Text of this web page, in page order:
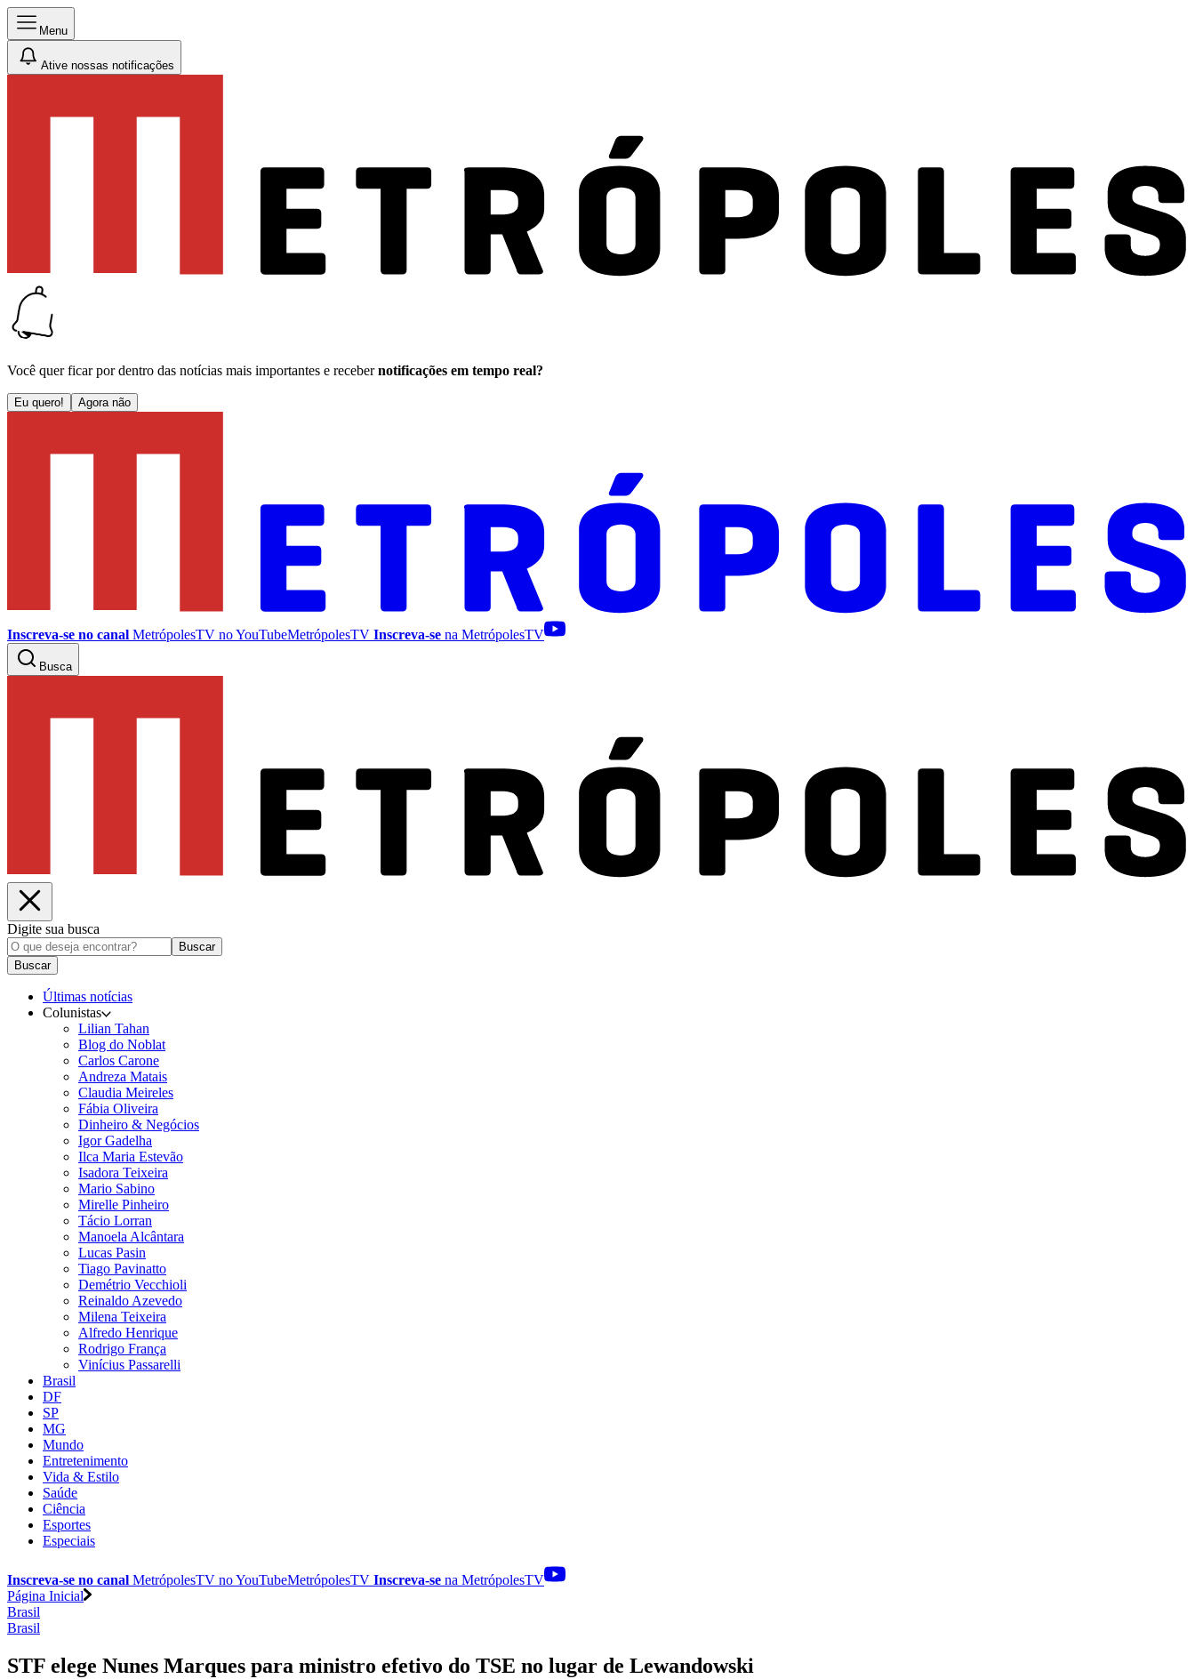
Menu
Ative nossas notificações
Você quer ficar por dentro das notícias mais importantes e receber notificações em tempo real?
Eu quero! Agora não
Inscreva-se no canal MetrópolesTV noYouTubeMetrópolesTV Inscreva-se na MetrópolesTV
Busca
Digite sua busca
Buscar
Buscar
Últimas notícias
Colunistas
Lilian Tahan
Blog do Noblat
Carlos Carone
Andreza Matais
Claudia Meireles
Fábia Oliveira
Dinheiro & Negócios
Igor Gadelha
Ilca Maria Estevão
Isadora Teixeira
Mario Sabino
Mirelle Pinheiro
Tácio Lorran
Manoela Alcântara
Lucas Pasin
Tiago Pavinatto
Demétrio Vecchioli
Reinaldo Azevedo
Milena Teixeira
Alfredo Henrique
Rodrigo França
Vinícius Passarelli
Brasil
DF
SP
MG
Mundo
Entretenimento
Vida & Estilo
Saúde
Ciência
Esportes
Especiais
Inscreva-se no canal MetrópolesTV noYouTubeMetrópolesTV Inscreva-se na MetrópolesTV
Página Inicial
Brasil
Brasil
STF elege Nunes Marques para ministro efetivo do TSE no lugar de Lewandowski